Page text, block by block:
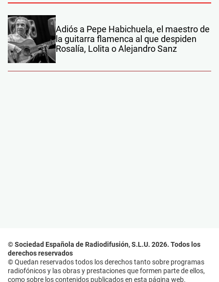
Adiós a Pepe Habichuela, el maestro de
la guitarra flamenca al que despiden
Rosalía, Lolita o Alejandro Sanz
© Sociedad Española de Radiodifusión, S.L.U. 2026. Todos los
derechos reservados
© Quedan reservados todos los derechos tanto sobre programas
radiofónicos y las obras y prestaciones que formen parte de ellos,
como sobre los contenidos publicados en esta página web.